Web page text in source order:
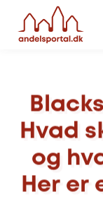
Hvad
og
Her er